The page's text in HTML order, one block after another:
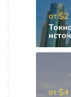
от
от